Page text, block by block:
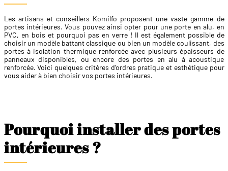
Les artisans et conseillers Komilfo proposent une vaste gamme de
portes intérieures. Vous pouvez ainsi opter pour une porte en alu, en
PVC, en bois et pourquoi pas en verre ! Il est également possible de
choisir un modèle battant classique ou bien un modèle coulissant, des
portes à isolation thermique renforcée avec plusieurs épaisseurs de
panneaux disponibles, ou encore des portes en alu à acoustique
renforcée. Voici quelques critères d’ordres pratique et esthétique pour
vous aider à bien choisir vos portes intérieures.
Pourquoi installer des portes
intérieures ?